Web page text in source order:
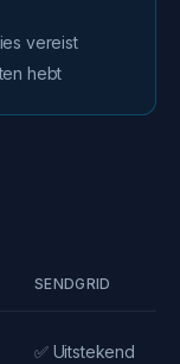
vereist
hebt
SENDGRID
✅ Uitstekend